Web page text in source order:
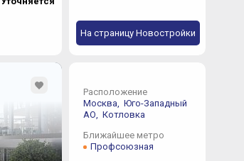
На страницу Новостройки
Расположение
Москва, Юго-Западный
АО, Котловка
Ближайшее метро
Профсоюзная